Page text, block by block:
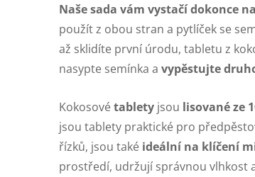
Naše sada vám vystačí dokonce
použít z obou stran a pytlíček se
až sklidíte první úrodu, tabletu z
nasypte semínka a vypěstujte
Kokosovétablety jsou lisované ze
jsou tablety praktické pro
řízků, jsou také ideální na klíčení
prostředí, udržují správnou vlhkost